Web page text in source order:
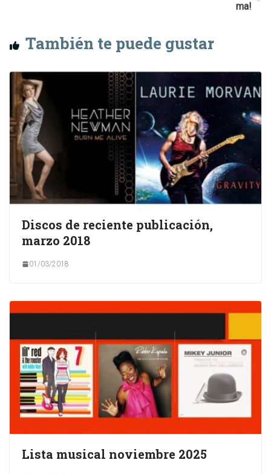
ma!
También te puede gustar
Discos de reciente publicación,
marzo 2018
01/03/2018
Lista musical noviembre 2025